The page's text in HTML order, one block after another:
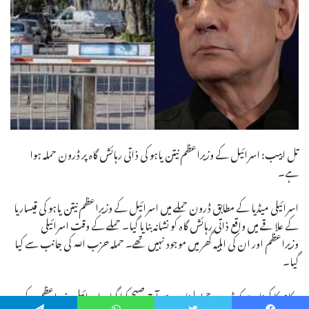
تل ابيب: اسرائیل کے وزیراعظم نیتن یاہو کی ذاتی رہائش گاہ پر ڈرون حملہ ہوا
ہے۔
اسرائیلی میڈیا کے مطابق ڈرون حملے میں اسرائیل کے وزیراعظم نیتن یاہو کی قیساریا
کے علاقے میں واقع ذاتی رہائش گاہ کو نشانہ بنایا گیا۔ حملے کے وقت اسرائیلی
وزیراعظم اور ان کی اہلیہ گھر میں موجود نہیں تھے۔ حملہ حزب اللہ کی جانب سے کیا
گیا۔
حکام کا کہنا ہے کہ ڈرون حملہ لبنان سے آج صبح کیا گیا۔ اسرائیلی وزیراعظم کے